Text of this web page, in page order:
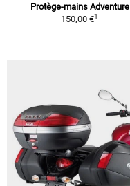
Protège-mains Adventure
150,00 €1